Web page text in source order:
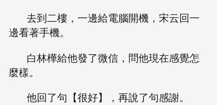
去到二樓，一邊給電腦開機，宋云回一
邊看著手機。
白林樺給他發了微信，問他現在感覺怎
麼樣。
他回了句【很好】，再說了句感謝。